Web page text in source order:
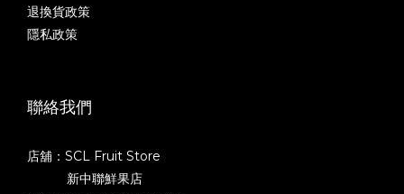
退換貨政策
隱私政策
聯絡我們
店舖：SCL Fruit Store
新中聯鮮果店